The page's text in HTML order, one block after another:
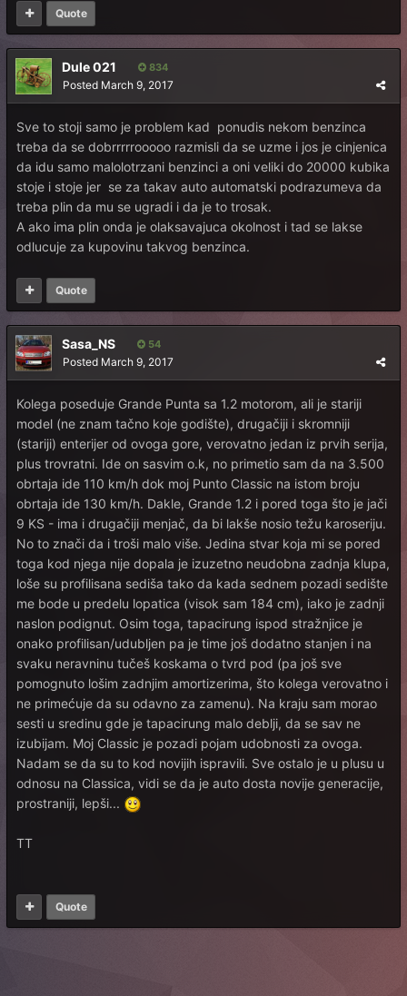
Quote
Dule 021 834
Posted March 9, 2017
Sve to stoji samo je problem kad ponudis nekom benzinca
treba da se dobrrrrrooooo razmisli da se uzme i jos je cinjenica
da idu samo malolotrzani benzinci a oni veliki do 20000 kubika
stoje i stoje jer se za takav auto automatski podrazumeva da
treba plin da mu se ugradi i da je to trosak.
A ako ima plin onda je olaksavajuca okolnost i tad se lakse
odlucuje za kupovinu takvog benzinca.
Quote
Sasa_NS 54
Posted March 9, 2017
Kolega poseduje Grande Punta sa 1.2 motorom, ali je stariji
model (ne znam tačno koje godište), drugačiji i skromniji
(stariji) enterijer od ovoga gore, verovatno jedan iz prvih serija,
plus trovratni. Ide on sasvim o.k, no primetio sam da na 3.500
obrtaja ide 110 km/h dok moj Punto Classic na istom broju
obrtaja ide 130 km/h. Dakle, Grande 1.2 i pored toga što je jači
9 KS - ima i drugačiji menjač, da bi lakše nosio težu karoseriju.
No to znači da i troši malo više. Jedina stvar koja mi se pored
toga kod njega nije dopala je izuzetno neudobna zadnja klupa,
loše su profilisana sediša tako da kada sednem pozadi sedište
me bode u predelu lopatica (visok sam 184 cm), iako je zadnji
naslon podignut. Osim toga, tapacirung ispod stražnjice je
onako profilisan/udubljen pa je time još dodatno stanjen i na
svaku neravninu tučeš koskama o tvrd pod (pa još sve
pomognuto lošim zadnjim amortizerima, što kolega verovatno i
ne primećuje da su odavno za zamenu). Na kraju sam morao
sesti u sredinu gde je tapacirung malo deblji, da se sav ne
izubijam. Moj Classic je pozadi pojam udobnosti za ovoga.
Nadam se da su to kod novijih ispravili. Sve ostalo je u plusu u
odnosu na Classica, vidi se da je auto dosta novije generacije,
prostraniji, lepši...
TT
Quote